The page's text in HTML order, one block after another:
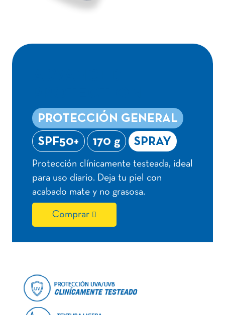
PROTECCIÓN GENERAL
SPF50+
170 g SPRAY
Protección clínicamente testeada, ideal
para uso diario. Deja tu piel con
acabado mate y no grasosa.
Comprar